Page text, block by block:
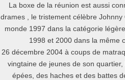
La boxe de la réunion est aussi
drames , le tristement célèbre
monde 1997 dans la catégorie
1998 et 2000 dans la même
26 décembre 2004 à coups de
vingtaine de jeunes de son
épées, des haches et des battes